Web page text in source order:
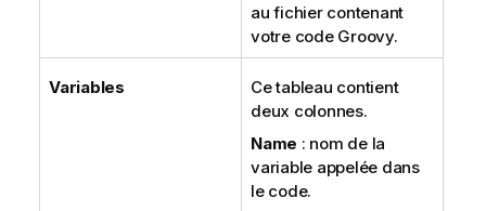
au fichier contenant
votre code Groovy.
Variables
Ce tableau contient
deux colonnes.
Name : nom de la
variable appelée dans
le code.